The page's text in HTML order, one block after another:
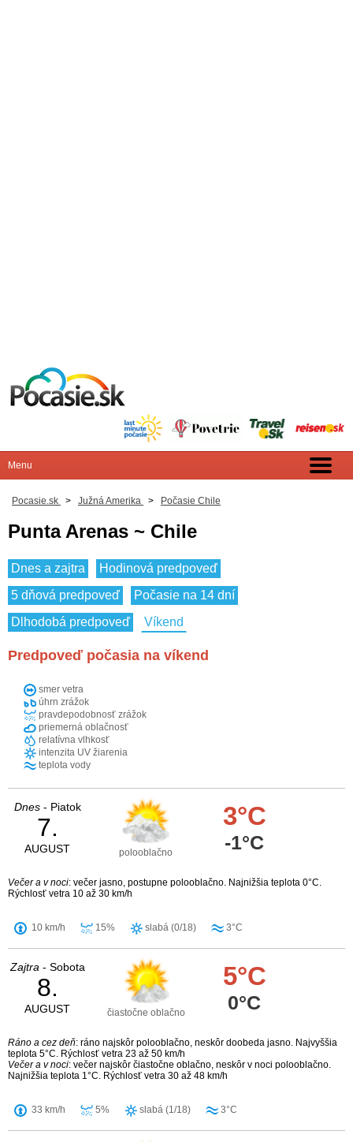
Pocasie.sk > Južná Amerika > Počasie Chile
Punta Arenas ~ Chile
Dnes a zajtra
Hodinová predpoveď
5 dňová predpoveď
Počasie na 14 dní
Dlhodobá predpoveď
Víkend
Predpoveď počasia na víkend
smer vetra
úhrn zrážok
pravdepodobnosť zrážok
priemerná oblačnosť
relatívna vlhkosť
intenzita UV žiarenia
teplota vody
Dnes- Piatok
7.
AUGUST polooblačno
3°C
-1°C
Večer a v noci: večer jasno, postupne polooblačno. Najnižšia teplota 0°C.
Rýchlosť vetra 10 až 30 km/h
10 km/h 15% slabá (0/18) 3°C
Zajtra - Sobota
8.
AUGUST čiastočne oblačno
5°C
0°C
Ráno a cez deň: ráno najskôr polooblačno, neskôr doobeda jasno. Najvyššia
teplota 5°C. Rýchlosť vetra 23 až 50 km/h
Večer a v noci: večer najskôr čiastočne oblačno, neskôr v noci polooblačno.
Najnižšia teplota 1°C. Rýchlosť vetra 30 až 48 km/h
33 km/h 5% slabá (1/18) 3°C